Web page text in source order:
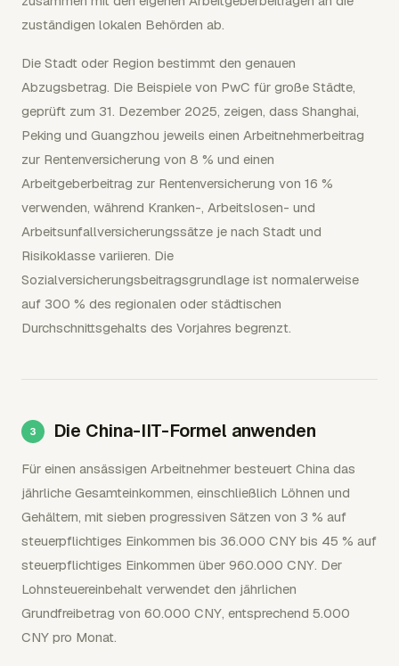
zuständigen lokalen Behörden ab.
Die Stadt oder Region bestimmt den genauen
Abzugsbetrag. Die Beispiele von PwC für große Städte,
geprüft zum 31. Dezember 2025, zeigen, dass Shanghai,
Peking und Guangzhou jeweils einen Arbeitnehmerbeitrag
zur Rentenversicherung von 8 % und einen
Arbeitgeberbeitrag zur Rentenversicherung von 16 %
verwenden, während Kranken-, Arbeitslosen- und
Arbeitsunfallversicherungssätze je nach Stadt und
Risikoklasse variieren. Die
Sozialversicherungsbeitragsgrundlage ist normalerweise
auf 300 % des regionalen oder städtischen
Durchschnittsgehalts des Vorjahres begrenzt.
Die China-IIT-Formel anwenden
Für einen ansässigen Arbeitnehmer besteuert China das
jährliche Gesamteinkommen, einschließlich Löhnen und
Gehältern, mit sieben progressiven Sätzen von 3 % auf
steuerpflichtiges Einkommen bis 36.000 CNY bis 45 % auf
steuerpflichtiges Einkommen über 960.000 CNY. Der
Lohnsteuereinbehalt verwendet den jährlichen
Grundfreibetrag von 60.000 CNY, entsprechend 5.000
CNY pro Monat.